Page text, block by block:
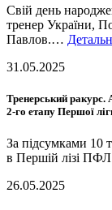
Свій день
тренер України,
Павлов.…
31.05.2025
Тренерський ракурс.
2-го етапу Першої
За підсумками 10
в Першій лізі
26.05.2025